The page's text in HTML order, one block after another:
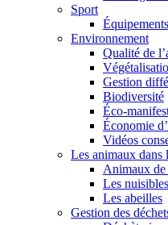
Sport
Environnement
Qualité de
Gestion
Biodiversité
Éco-
Économie
Vidéos
Les animaux dans
Animaux
Les nuisibles
Les abeilles
Gestion des